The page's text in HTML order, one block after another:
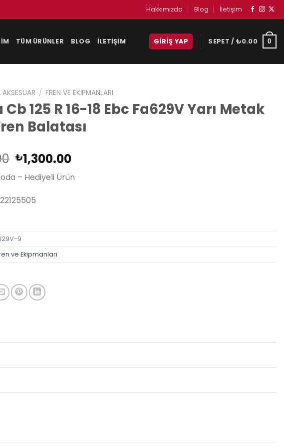
Hakkımızda Blog İletişim
TÜM ÜRÜNLER BLOG İLETIŞIM GIRIŞ YAP SEPET / ₺0.00 0
/ FREN VE EKIPMANLARI
125 R 16-18 Ebc Fa629V Yarı Metak
Balatası
Orijinal
fiyat:
₺1,385.00.
₺1,300.00Şu
fiyat:
– Hediyeli Ürün
9
ve Ekipmanları